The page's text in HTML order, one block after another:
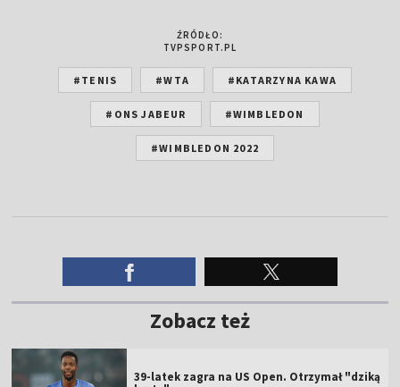
ŹRÓDŁO:
TVPSPORT.PL
#TENIS #WTA #KATARZYNA KAWA
#ONS JABEUR #WIMBLEDON
#WIMBLEDON 2022
Zobacz też
39-latek zagra na US Open. Otrzymał "dziką